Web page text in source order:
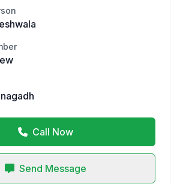
Call Now
Send Message